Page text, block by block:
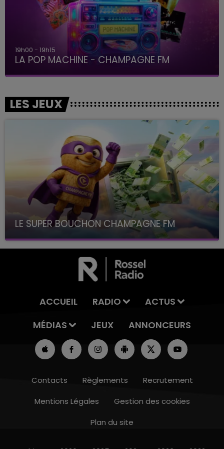
15h00 - 19h00
19h00 - 19h15
LA POP MACHINE - CHAMPAGNE FM
LES JEUX
LE SUPER BOUCHON CHAMPAGNE FM
avec La Famille Champagne FM, à 8H10
ACCUEIL RADIO
ACTUS
MÉDIAS
JEUX ANNONCEURS
Contacts Règlements
Recrutement
Mentions Légales
Gestion des cookies
Plan du site